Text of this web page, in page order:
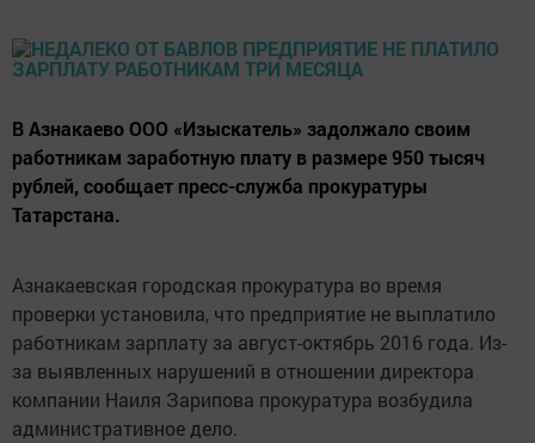
В Азнакаево ООО «Изыскатель» задолжало своим
работникам заработную плату в размере 950 тысяч
рублей, сообщает пресс-служба прокуратуры
Татарстана.
Азнакаевская городская прокуратура во время
проверки установила, что предприятие не выплатило
работникам зарплату за август-октябрь 2016 года. Из-
за выявленных нарушений в отношении директора
компании Наиля Зарипова прокуратура возбудила
административное дело.